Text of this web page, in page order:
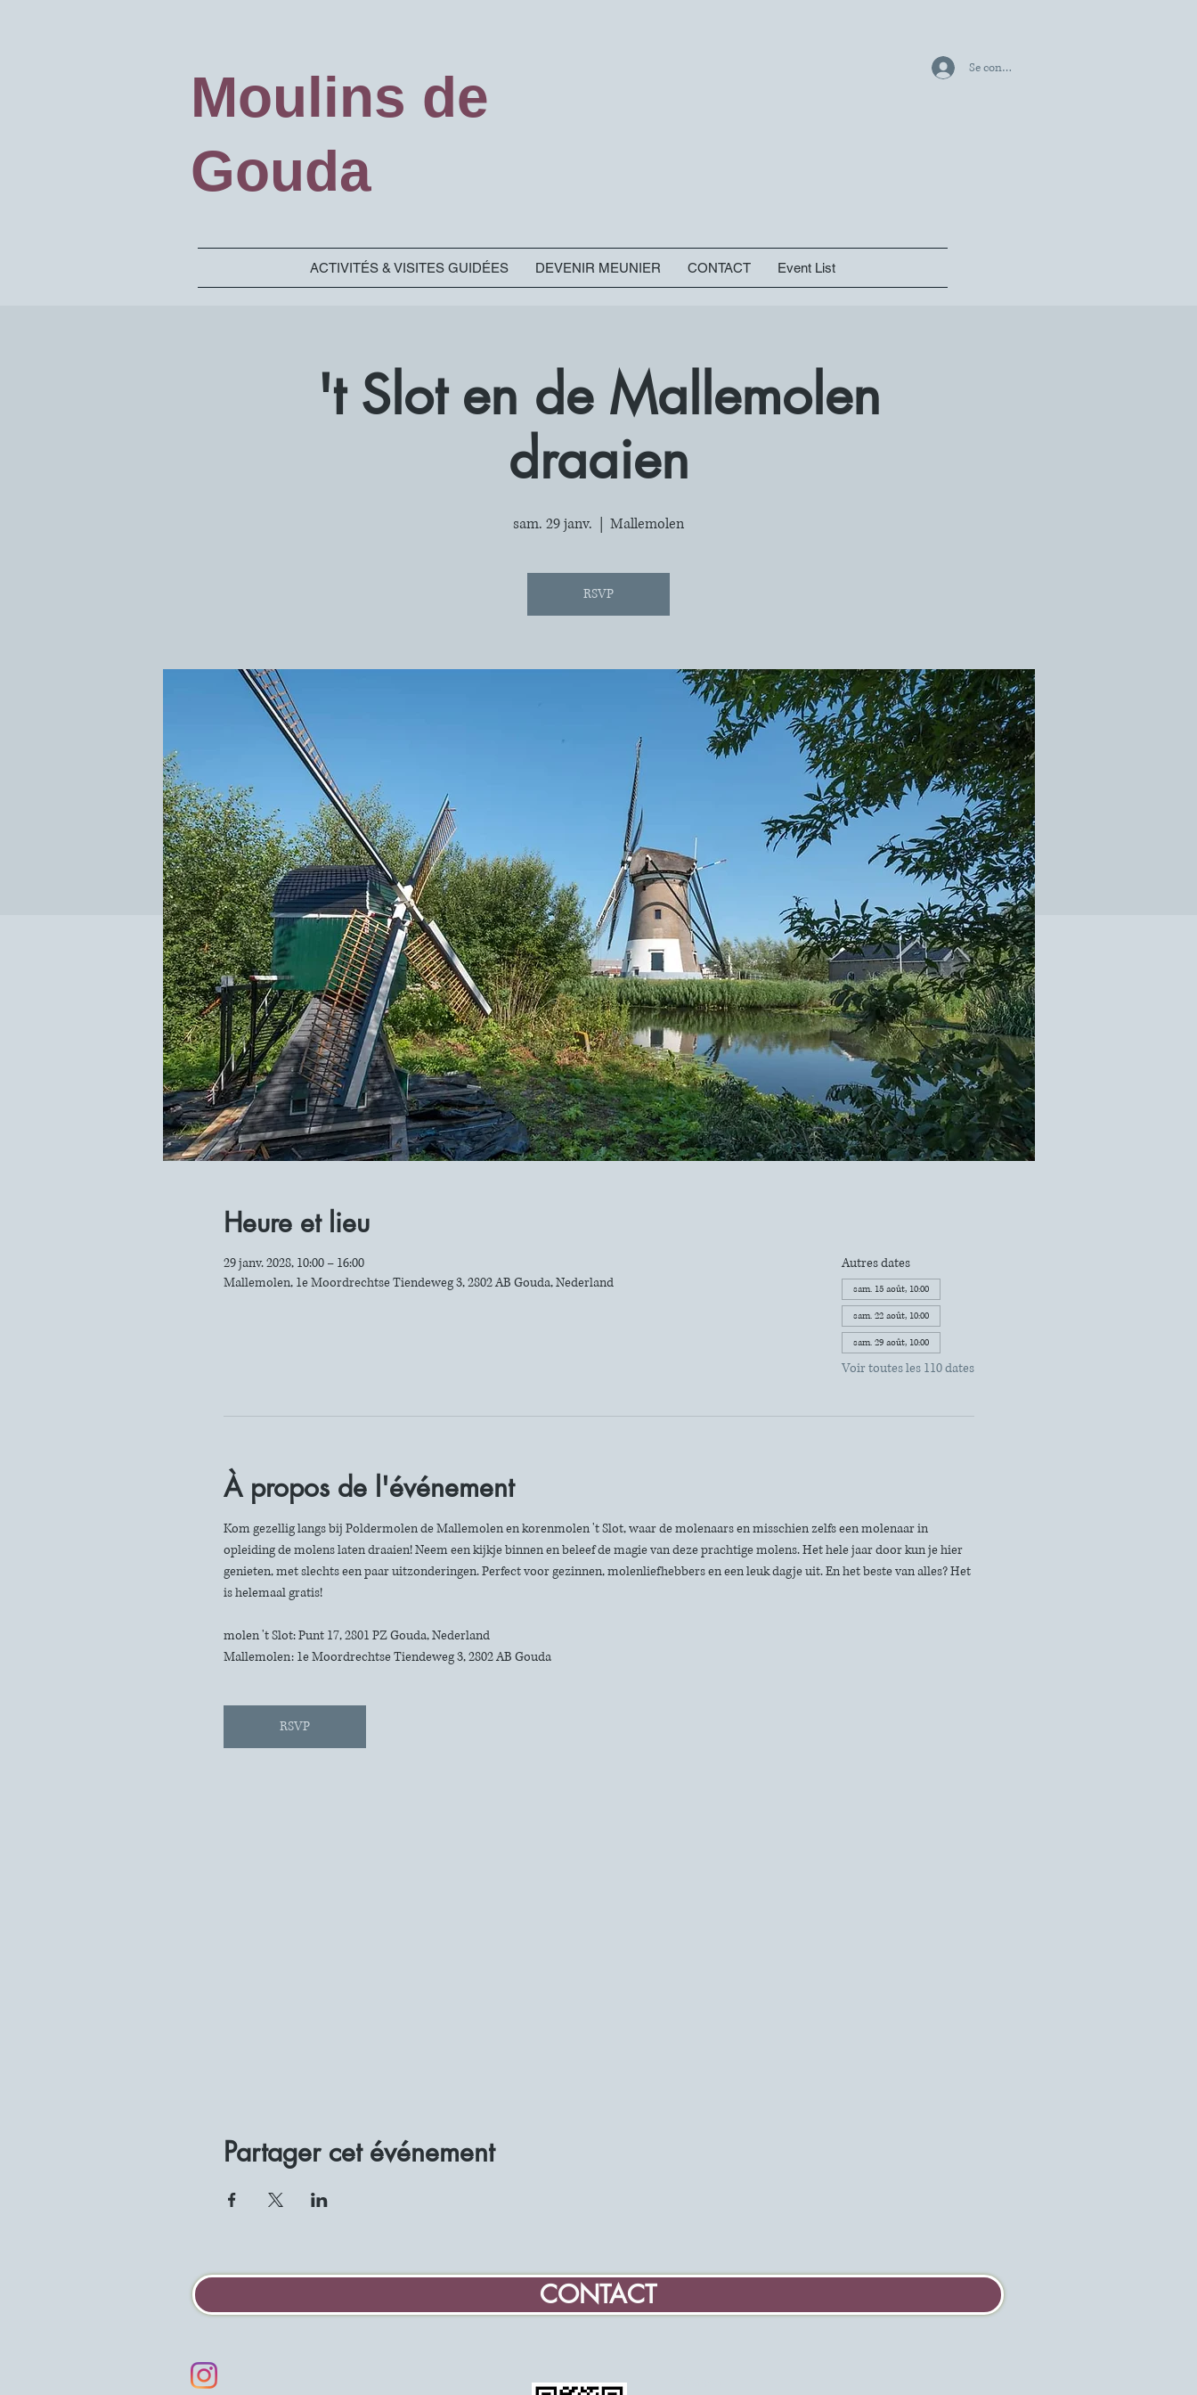
Moulins de
Gouda
Se connecter
ACTIVITÉS & VISITES GUIDÉES DEVENIR MEUNIER CONTACT Event List
't Slot en de Mallemolen
draaien
sam. 29 janv. Mallemolen
RSVP
Heure et lieu
29 janv. 2028, 10:00 – 16:00
Mallemolen, 1e Moordrechtse Tiendeweg 3, 2802 AB Gouda, Nederland
Autres dates
sam. 15 août, 10:00
sam. 22 août, 10:00
sam. 29 août, 10:00
Voir toutes les 110 dates
À propos de l'événement
Kom gezellig langs bij Poldermolen de Mallemolen en korenmolen 't Slot, waar de molenaars en misschien zelfs een molenaar in
opleiding de molens laten draaien! Neem een kijkje binnen en beleef de magie van deze prachtige molens. Het hele jaar door kun je hier
genieten, met slechts een paar uitzonderingen. Perfect voor gezinnen, molenliefhebbers en een leuk dagje uit. En het beste van alles? Het
is helemaal gratis!
molen 't Slot: Punt 17, 2801 PZ Gouda, Nederland
Mallemolen: 1e Moordrechtse Tiendeweg 3, 2802 AB Gouda
RSVP
Partager cet événement
CONTACT